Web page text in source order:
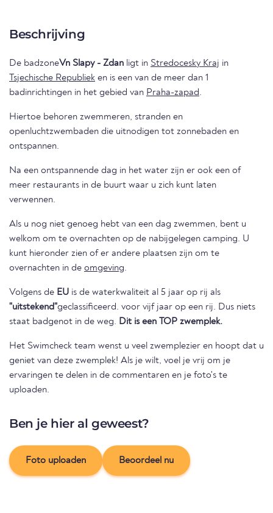
Beschrijving
De badzoneVn Slapy - Zdan ligt in Stredocesky Kraj in
Tsjechische Republiek en is een van de meer dan 1
badinrichtingen in het gebied van Praha-zapad.
Hiertoe behoren zwemmeren, stranden en
openluchtzwembaden die uitnodigen tot zonnebaden en
ontspannen.
Na een ontspannende dag in het water zijn er ook een of
meer restaurants in de buurt waar u zich kunt laten
verwennen.
Als u nog niet genoeg hebt van een dag zwemmen, bent u
welkom om te overnachten op de nabijgelegen camping. U
kunt hieronder zien of er andere plaatsen zijn om te
overnachten in de omgeving.
Volgens de EU is de waterkwaliteit al 5 jaar op rij als
"uitstekend"geclassificeerd. voor vijf jaar op een rij. Dus niets
staat badgenot in de weg. Dit is een TOP zwemplek.
Het Swimcheck team wenst u veel zwemplezier en hoopt dat u
geniet van deze zwemplek! Als je wilt, voel je vrij om je
ervaringen te delen in de commentaren en je foto's te
uploaden.
Ben je hier al geweest?
Foto uploaden Beoordeel nu